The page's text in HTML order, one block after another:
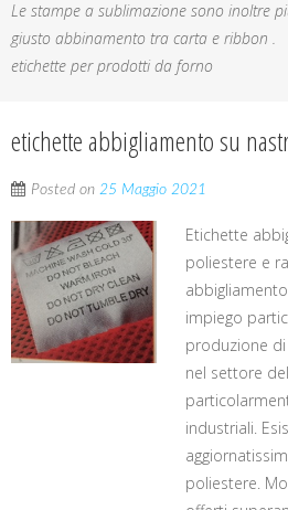
Le stampe a sublimazione sono inoltre
giusto abbinamento tra carta e ribbon .
etichette per prodotti da forno
etichette abbigliamento su
Posted on 25 Maggio 2021
Etichette
poliestere e
impiego
produzione
nel settore
industriali.
poliestere.